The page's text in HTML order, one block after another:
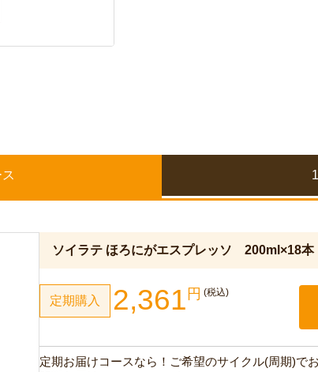
ソイラテ ほろにがエスプレッソ 200ml×18本
定期購入 2,361 円 (税込)
定期お届けコースなら！ご希望のサイクル(周期)でお